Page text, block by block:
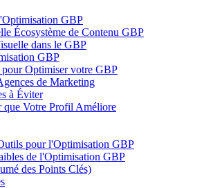
GBP
Écosystème de Contenu GBP
dans le GBP
GBP
pour Optimiser votre GBP
de Marketing
à Éviter
que Votre Profil Améliore
pour l'Optimisation GBP
de l'Optimisation GBP
des Points Clés)